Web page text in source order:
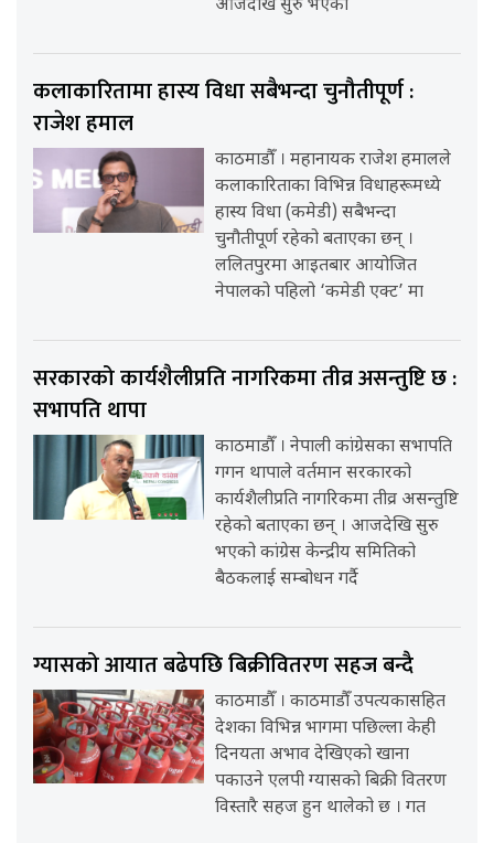
आजदेखि सुरु भएको
कलाकारितामा हास्य विधा सबैभन्दा चुनौतीपूर्ण :
राजेश हमाल
काठमाडौँ । महानायक राजेश हमालले
कलाकारिताका विभिन्न विधाहरूमध्ये
हास्य विधा (कमेडी) सबैभन्दा
चुनौतीपूर्ण रहेको बताएका छन् ।
ललितपुरमा आइतबार आयोजित
नेपालको पहिलो ‘कमेडी एक्ट’ मा
सरकारको कार्यशैलीप्रति नागरिकमा तीव्र असन्तुष्टि छ :
सभापति थापा
काठमाडौँ । नेपाली कांग्रेसका सभापति
गगन थापाले वर्तमान सरकारको
कार्यशैलीप्रति नागरिकमा तीव्र असन्तुष्टि
रहेको बताएका छन् । आजदेखि सुरु
भएको कांग्रेस केन्द्रीय समितिको
बैठकलाई सम्बोधन गर्दै
ग्यासको आयात बढेपछि बिक्रीवितरण सहज बन्दै
काठमाडौँ । काठमाडौँ उपत्यकासहित
देशका विभिन्न भागमा पछिल्ला केही
दिनयता अभाव देखिएको खाना
पकाउने एलपी ग्यासको बिक्री वितरण
विस्तारै सहज हुन थालेको छ । गत